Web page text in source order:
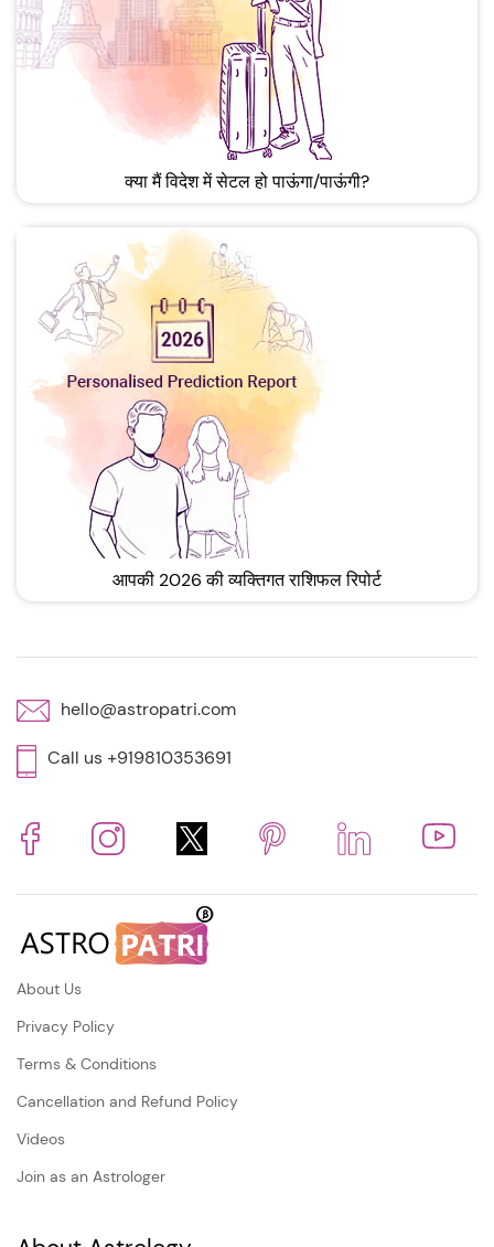
क्या मैं विदेश में सेटल हो पाऊंगा/पाऊंगी?
आपकी 2026 की व्यक्तिगत राशिफल रिपोर्ट
hello@astropatri.com
Call us +919810353691
About Us
Privacy Policy
Terms & Conditions
Cancellation and Refund Policy
Videos
Join as an Astrologer